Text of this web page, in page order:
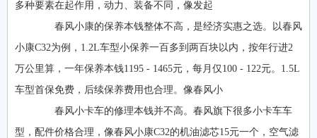
多种要素在起作用，动力、装备不同，像发起
春风小康的保养本钱整体不高，是经济实惠之选。以春风
小康C32为例，1.2L车型小保养一百多到两百块以内，按年行进2
万公里算，一年保养本钱1195 - 1465元，每月仅100 - 122元。1.5L
车型首保免费，后续保养费用也合理。像春风小
春风小卡车的修理本钱并不高。春风旗下很多小卡车车
型，配件价格合理，像春风小康C32的机油滤芯15元一个，空气滤